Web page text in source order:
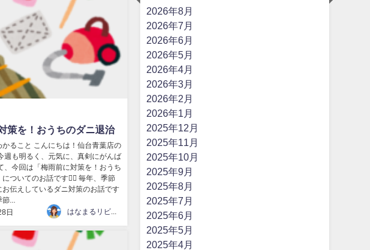
策を！おうちのダニ退治
かること こんにちは！仙台青葉店の
週も明るく、元気に、真剣にがんば
、今回は「梅雨前に対策を！おうち
ついてのお話です💁‍♀️ 毎年、季節
お伝えしているダニ対策のお話です
...
日
はなまるリビング
2026年8月
2026年7月
2026年6月
2026年5月
2026年4月
2026年3月
2026年2月
2026年1月
2025年12月
2025年11月
2025年10月
2025年9月
2025年8月
2025年7月
2025年6月
2025年5月
2025年4月